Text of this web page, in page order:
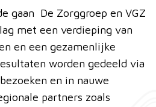
gaan De Zorggroep en VGZ
met een verdieping van
en een gezamenlijke
worden gedeeld via
en in nauwe
partners zoals